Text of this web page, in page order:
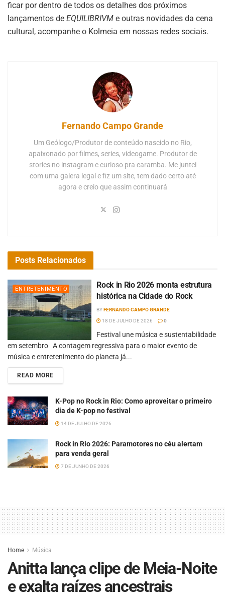
ficar por dentro de todos os detalhes dos próximos
lançamentos de EQUILIBRIVM e outras novidades da cena
cultural, acompanhe o Kolmeia em nossas redes sociais.
Fernando Campo Grande
Um Geólogo/Produtor de conteúdo nascido no Rio,
apaixonado por filmes, series, videogame. Produtor de
stories no instagram e curioso pra caramba. Me juntei
com uma galera legal e fiz um site, tem dado certo até
agora e creio que assim continuará
Posts Relacionados
ENTRETENIMENTO
Rock in Rio 2026 monta estrutura
histórica na Cidade do Rock
BYFERNANDO CAMPO GRANDE
18 DE JULHO DE 2026
0
Festival une música e sustentabilidade
em setembro A contagem regressiva para o maior evento de
música e entretenimento do planeta já...
READ MORE
K-Pop no Rock in Rio: Como aproveitar o primeiro
dia de K-pop no festival
14 DE JULHO DE 2026
Rock in Rio 2026: Paramotores no céu alertam
para venda geral
7 DE JUNHO DE 2026
Home Música
Anitta lança clipe de Meia-Noite
e exalta raízes ancestrais